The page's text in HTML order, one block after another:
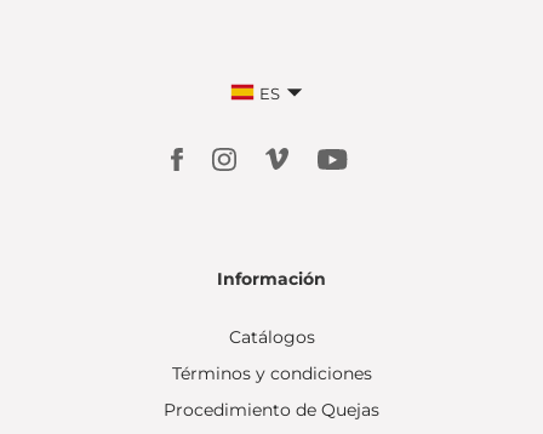
ES
Información
Catálogos
Términos y condiciones
Procedimiento de Quejas